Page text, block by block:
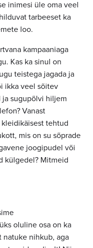
inimesi üle oma veel
tarbeeset ka
loo.
kampaaniaga
Kas ka sinul on
teistega jagada ja
ikka veel sõitev
ja sugupõlvi hiljem
Vanast
tehtud
mis on su sõprade
joogipudel või
külgedel? Mitmeid
oluline osa on ka
natuke nihkub, aga